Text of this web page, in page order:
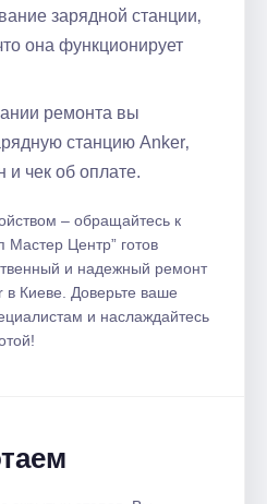
зарядной станции‚
она функционирует
ремонта вы
станцию Anker‚
и чек об оплате.​
– обращайтесь к
Центр” готов
и надежный ремонт
в Киеве.​ Доверьте ваше
и наслаждайтесь